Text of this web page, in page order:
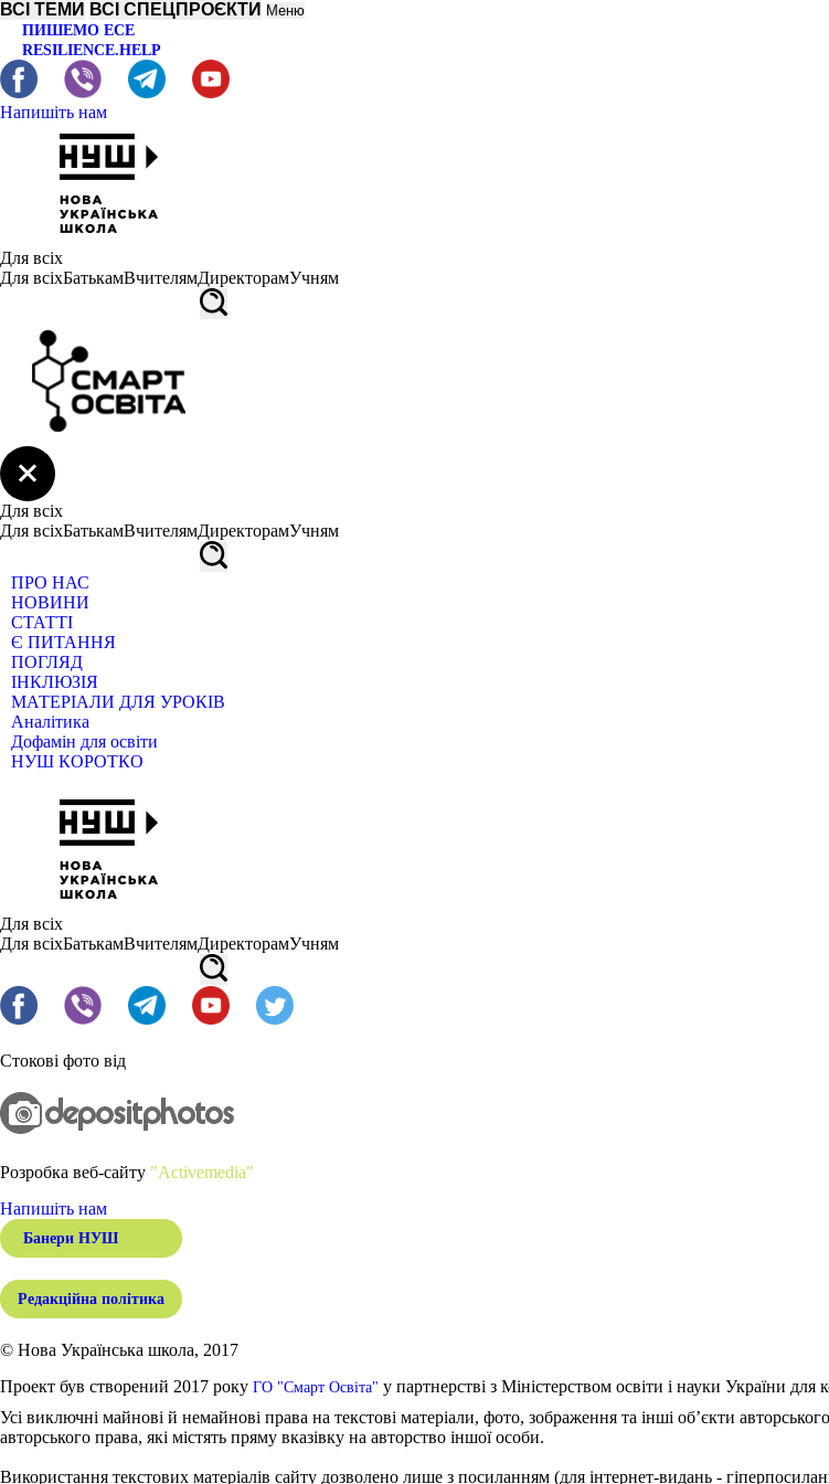
ВСІ ТЕМИ ВСІ СПЕЦПРОЄКТИ Меню
ПИШЕМО ЕСЕ
RESILIENCE.HELP
Напишіть нам
Для всіх
Для всіхБатькамВчителямДиректорамУчням
Для всіх
Для всіхБатькамВчителямДиректорамУчням
ПРО НАС
НОВИНИ
СТАТТІ
Є ПИТАННЯ
ПОГЛЯД
ІНКЛЮЗІЯ
МАТЕРІАЛИ ДЛЯ УРОКІВ
Аналітика
Дофамін для освіти
НУШ КОРОТКО
Для всіх
Для всіхБатькамВчителямДиректорамУчням
Стокові фото від
Розробка веб-сайту "Activemedia"
Напишіть нам
Банери НУШ
Редакційна політика
© Нова Українська школа, 2017
Проект був створений 2017 року ГО "Смарт Освіта" у партнерстві з Міністерством освіти і науки України
Усі виключні майнові й немайнові права на текстові матеріали, фото, зображення та інші об’єкти
авторського права, які містять пряму вказівку на авторство іншої особи.
Використання текстових матеріалів сайту дозволено лише з посиланням (для інтернет-видань -